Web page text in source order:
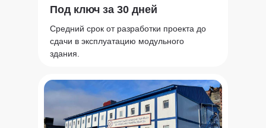
Под ключ за 30 дней
Средний срок от разработки проекта до
сдачи в эксплуатацию модульного
здания.